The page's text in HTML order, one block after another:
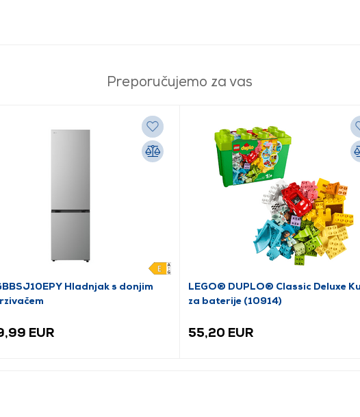
Preporučujemo za vas
Hladnjak s donjim
EUR
LEGO® DUPLO® Classic Deluxe
za baterije (10914)
55,20 EUR